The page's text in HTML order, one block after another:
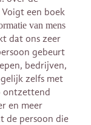
een boek
van mens
dat ons zeer
gebeurt
bedrijven,
zelfs met
ontzettend
en meer
de persoon die